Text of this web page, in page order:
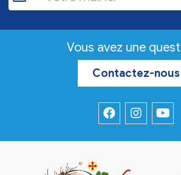
Vous avez une
Contactez-nous